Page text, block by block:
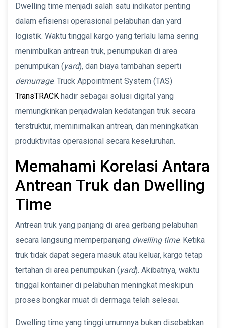
Dwelling time menjadi salah satu indikator penting
dalam efisiensi operasional pelabuhan dan yard
logistik. Waktu tinggal kargo yang terlalu lama sering
menimbulkan antrean truk, penumpukan di area
penumpukan (yard), dan biaya tambahan seperti
demurrage. Truck Appointment System (TAS)
TransTRACK hadir sebagai solusi digital yang
memungkinkan penjadwalan kedatangan truk secara
terstruktur, meminimalkan antrean, dan meningkatkan
produktivitas operasional secara keseluruhan.
Memahami Korelasi Antara
Antrean Truk dan Dwelling
Time
Antrean truk yang panjang di area gerbang pelabuhan
secara langsung memperpanjang dwelling time. Ketika
truk tidak dapat segera masuk atau keluar, kargo tetap
tertahan di area penumpukan (yard). Akibatnya, waktu
tinggal kontainer di pelabuhan meningkat meskipun
proses bongkar muat di dermaga telah selesai.
Dwelling time yang tinggi umumnya bukan disebabkan